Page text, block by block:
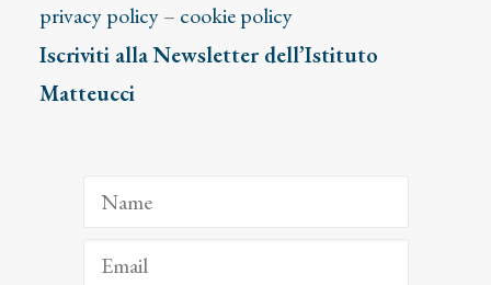
privacy policy– cookie policy
Iscriviti alla Newsletter dell’Istituto
Matteucci